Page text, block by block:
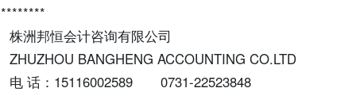
株洲邦恒会计咨询有限公司
ZHUZHOU BANGHENG ACCOUNTING CO.LTD
电 话： 15116002589 0731-22523848